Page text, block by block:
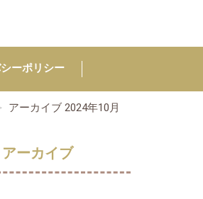
ーポリシー
アーカイブ 2024年10月
アーカイブ